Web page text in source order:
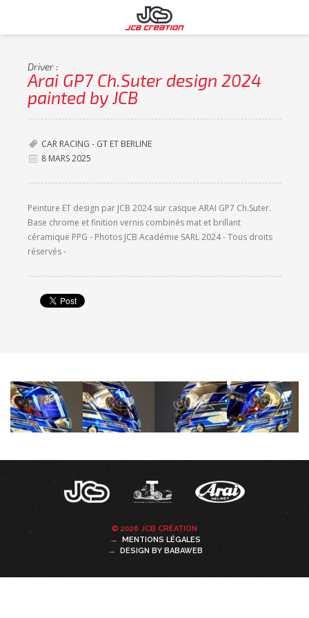
Driver :
Arai GP7 Ch.Suter design 2024
painted by JCB
CAR RACING - GT ET BERLINE
8 MARS 2025
Peinture ET design par JCB 2024 sur casque ARAI GP7 Ch.Suter.
Base chrome et finition vernis combinés mat et brillant
céramique PPG - Photos JCB Académie SARL 2024 - Tous droits
réservés -
© 2026 JCB CRÉATION
MENTIONS LÉGALES
DESIGN BY BABAWEB